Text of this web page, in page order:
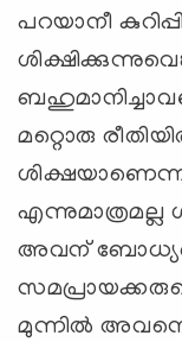
പറയാനീ
മറ്റൊരു
എന്നുമാത്രമല്ല
അവന്
മുന്നില്‍